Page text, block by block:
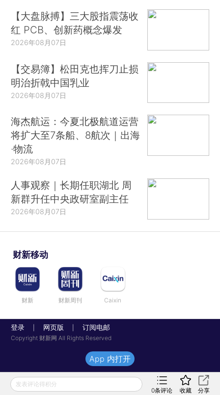
【大盘脉搏】三大股指震荡收
红 PCB、创新药概念爆发
2026年08月07日
【交易簿】松田克也挥刀止损
明治折戟中国乳业
2026年08月07日
海杰航运：今夏北极航道运营
将扩大至7条船、8航次｜出海
·物流
2026年08月07日
人事观察｜长期任职湖北 周
新群升任中央政研室副主任
2026年08月07日
财新移动
财新 财新周刊 Caixin
登录 网页版 订阅电邮
Copyright 财新网 All Rights Reserved
发表评论得积分
0条评论 收藏 分享
App 内打开